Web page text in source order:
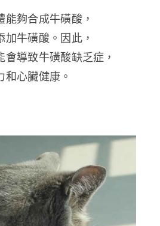
夠合成牛磺酸，
牛磺酸。因此，
導致牛磺酸缺乏症，
和心臟健康。